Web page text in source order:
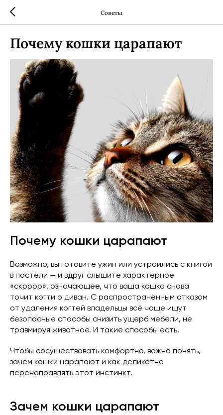
Советы
Почему кошки царапают
Почему кошки царапают
Возможно, вы готовите ужин или устроились с книгой
в постели — и вдруг слышите характерное
«скрррр», означающее, что ваша кошка снова
точит когти о диван. С распространённым отказом
от удаления когтей владельцы всё чаще ищут
безопасные способы снизить ущерб мебели, не
травмируя животное. И такие способы есть.
Чтобы сосуществовать комфортно, важно понять,
зачем кошки царапают и как деликатно
перенаправлять этот инстинкт.
Зачем кошки царапают